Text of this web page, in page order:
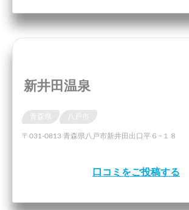
新井田温泉
青森県
〒031-0813 青森県八戸市新井田出口平６−１８
口コミをご投稿する